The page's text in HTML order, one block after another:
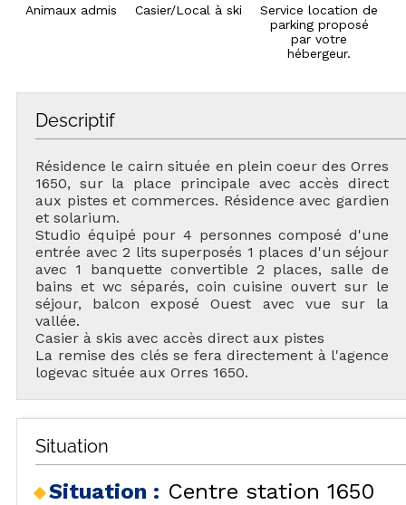
Animaux admis Casier/Local à ski
Service location de
parking proposé
par votre
hébergeur.
Descriptif
Résidence le cairn située en plein coeur des Orres
1650, sur la place principale avec accès direct
aux pistes et commerces. Résidence avec gardien
et solarium.
Studio équipé pour 4 personnes composé d'une
entrée avec 2 lits superposés 1 places d'un séjour
avec 1 banquette convertible 2 places, salle de
bains et wc séparés, coin cuisine ouvert sur le
séjour, balcon exposé Ouest avec vue sur la
vallée.
Casier à skis avec accès direct aux pistes
La remise des clés se fera directement à l'agence
logevac située aux Orres 1650.
Situation
Situation : Centre station 1650